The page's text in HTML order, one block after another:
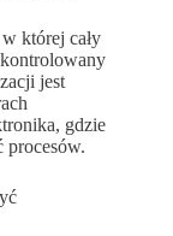
której cały
jest
gdzie
procesów.